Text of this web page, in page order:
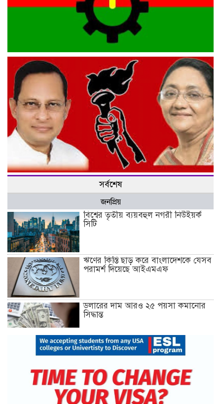
সরকারি দলকে ক্ষমতা দিতেই স্থানীয় সরকার প্রতিষ্ঠান আইন: বিএনপি
উসকানিদাতাদের বিরুদ্ধে কঠোর ব্যবস্থা গ্রহণের দাবি জাসদের
সর্বশেষ
জনপ্রিয়
বিশ্বের তৃতীয় ব্যয়বহুল নগরী নিউইয়র্ক
সিটি
ঋণের কিস্তি ছাড় করে বাংলাদেশকে যেসব
পরামর্শ দিয়েছে আইএমএফ
ডলারের দাম আরও ২৫ পয়সা কমানোর
সিদ্ধান্ত
১৮ ডিসেম্বর থেকে আন্দোলনে নতুন মাত্রা
খুলনায় অবরোধের সমর্থনে দুপুরে ও